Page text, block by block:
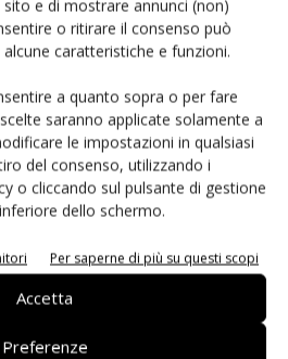
e di mostrare annunci (non)
o ritirare il consenso può
caratteristiche e funzioni.
a quanto sopra o per fare
saranno applicate solamente a
le impostazioni in qualsiasi
del consenso, utilizzando i
o cliccando sul pulsante di gestione
dello schermo.
Per saperne di più su questi scopi
Accetta
Preferenze
dei test: l’AI riduce
manutenzione
il mercato delle